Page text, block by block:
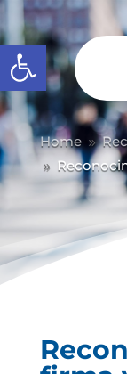
Abrir barra de
Home 9
9